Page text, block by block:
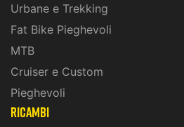
Urbane e Trekking
Fat Bike Pieghevoli
MTB
Cruiser e Custom
Pieghevoli
ricambi